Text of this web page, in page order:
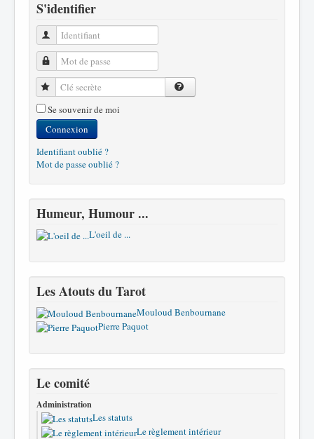
S'identifier
Identifiant
Mot de passe
Clé secrète
Se souvenir de moi
Connexion
Identifiant oublié ?
Mot de passe oublié ?
Humeur, Humour ...
L'oeil de ...
Les Atouts du Tarot
Mouloud Benbournane
Pierre Paquot
Le comité
Administration
Les statuts
Le règlement intérieur